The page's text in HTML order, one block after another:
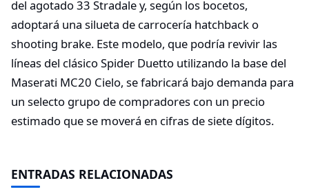
del agotado 33 Stradale y, según los bocetos,
adoptará una silueta de carrocería hatchback o
shooting brake. Este modelo, que podría revivir las
líneas del clásico Spider Duetto utilizando la base del
Maserati MC20 Cielo, se fabricará bajo demanda para
un selecto grupo de compradores con un precio
estimado que se moverá en cifras de siete dígitos.
ENTRADAS RELACIONADAS